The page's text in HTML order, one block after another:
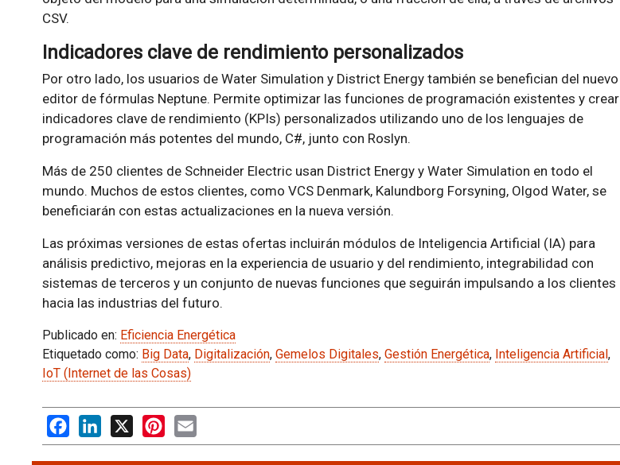
CSV.
Indicadores clave de rendimiento personalizados
Por otro lado, los usuarios de Water Simulation y District Energy también se benefician del nuevo
editor de fórmulas Neptune. Permite optimizar las funciones de programación existentes y crear
indicadores clave de rendimiento (KPIs) personalizados utilizando uno de los lenguajes de
programación más potentes del mundo, C#, junto con Roslyn.
Más de 250 clientes de Schneider Electric usan District Energy y Water Simulation en todo el
mundo. Muchos de estos clientes, como VCS Denmark, Kalundborg Forsyning, Olgod Water, se
beneficiarán con estas actualizaciones en la nueva versión.
Las próximas versiones de estas ofertas incluirán módulos de Inteligencia Artificial (IA) para
análisis predictivo, mejoras en la experiencia de usuario y del rendimiento, integrabilidad con
sistemas de terceros y un conjunto de nuevas funciones que seguirán impulsando a los clientes
hacia las industrias del futuro.
Publicado en: Eficiencia Energética
Etiquetado como: Big Data, Digitalización, Gemelos Digitales, Gestión Energética, Inteligencia Artificial ,
IoT (Internet de las Cosas)
FacebookLinkedIn Pinterest